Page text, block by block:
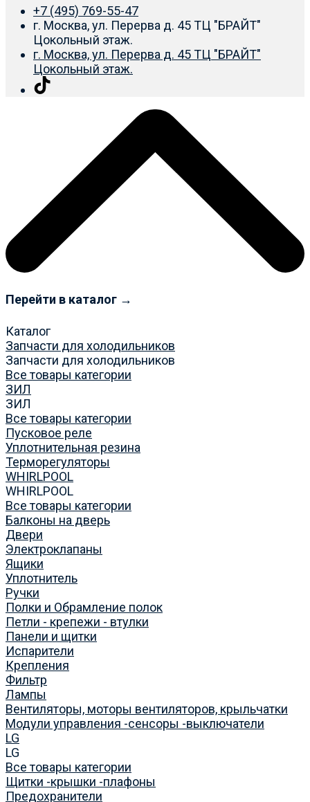
+7 (495) 769-55-47
г. Москва, ул. Перерва д. 45 ТЦ "БРАЙТ"
Цокольный этаж.
г. Москва, ул. Перерва д. 45 ТЦ "БРАЙТ"
Цокольный этаж.
Перейти в каталог →
Каталог
Запчасти для холодильников
Запчасти для холодильников
Все товары категории
ЗИЛ
ЗИЛ
Все товары категории
Пусковое реле
Уплотнительная резина
Терморегуляторы
WHIRLPOOL
WHIRLPOOL
Все товары категории
Балконы на дверь
Двери
Электроклапаны
Ящики
Уплотнитель
Ручки
Полки и Обрамление полок
Петли - крепежи - втулки
Панели и щитки
Испарители
Крепления
Фильтр
Лампы
Вентиляторы, моторы вентиляторов, крыльчатки
Модули управления -сенсоры -выключатели
LG
LG
Все товары категории
Щитки -крышки -плафоны
Предохранители